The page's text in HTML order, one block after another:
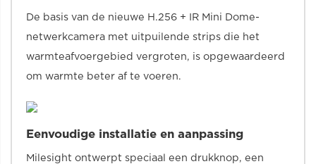
De basis van de nieuwe H.256 + IR Mini Dome-
netwerkcamera met uitpuilende strips die het
warmteafvoergebied vergroten, is opgewaardeerd
om warmte beter af te voeren.
Eenvoudige installatie en aanpassing
Milesight ontwerpt speciaal een drukknop, een